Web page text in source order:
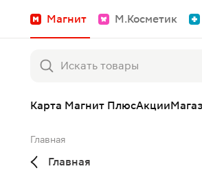
Магнит М.Косметик
Карта Магнит ПлюсАкции
Главная
Главная